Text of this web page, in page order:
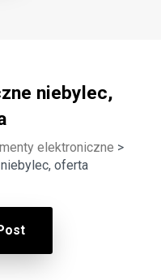
niebylec,
elektroniczne >
oferta